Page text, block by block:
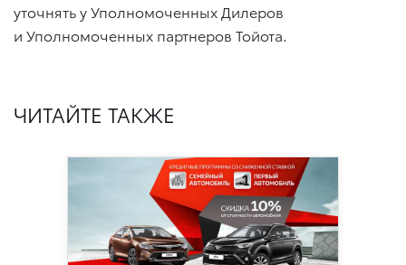
уточнять у Уполномоченных Дилеров
и Уполномоченных партнеров Тойота.
ЧИТАЙТЕ ТАКЖЕ